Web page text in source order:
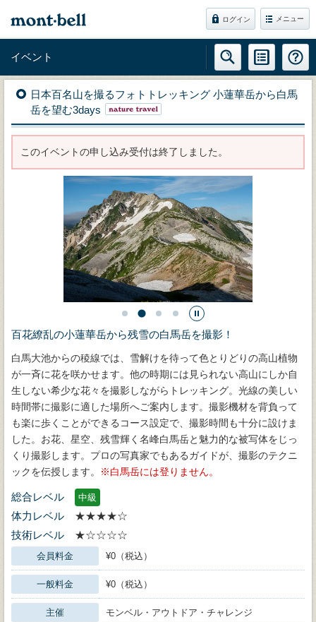
ログイン メニュー
イベント
日本百名山を撮るフォトトレッキング 小蓮華岳から白馬
岳を望む3days
このイベントの申し込み受付は終了しました。
百花繚乱の小蓮華岳から残雪の白馬岳を撮影！
白馬大池からの稜線では、雪解けを待って色とりどりの高山植物
が一斉に花を咲かせます。他の時期には見られない高山にしか自
生しない希少な花々を撮影しながらトレッキング。光線の美しい
時間帯に撮影に適した場所へご案内します。撮影機材を背負って
も楽に歩くことができるコース設定で、撮影時間も十分に設けま
した。お花、星空、残雪輝く名峰白馬岳と魅力的な被写体をじっ
くり撮影します。プロの写真家でもあるガイドが、撮影のテクニ
ックを伝授します。
白馬岳には登りません。
総合レベル 中級
体力レベル
★★★★☆
技術レベル
★☆☆☆☆
会員料金 ¥0（税込）
一般料金 ¥0（税込）
主催 モンベル・アウトドア・チャレンジ